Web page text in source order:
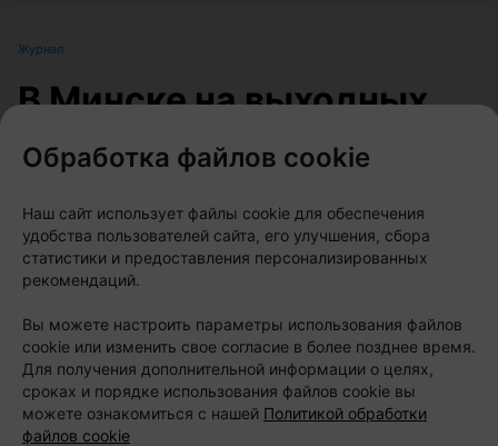
Журнал
В Минске на выходных
пройдет большой
фестиваль для
любителей животных
Автор:relax.by, 07.08.2026
8 и 9 августа на берегу Цнянского водохранилища,
в парке Lakeside Park («Северный берег»),
состоится Pets Fest — крупный фестиваль,
посвященный владельцам собак, кошек и других
Обработка файлов cookie
Наш сайт использует файлы cookie для обеспечения
удобства пользователей сайта, его улучшения, сбора
статистики и предоставления персонализированных
рекомендаций.
Вы можете настроить параметры использования файлов
cookie или изменить свое согласие в более позднее время.
Для получения дополнительной информации о целях,
сроках и порядке использования файлов cookie вы
можете ознакомиться с нашей Политикой обработки
файлов cookie